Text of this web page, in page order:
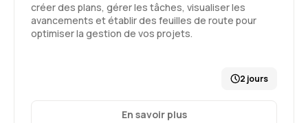
Anna C.
Très bonne expérience, contenu intéressant et
créer des plans, gérer les tâches, visualiser les
avancements et établir des feuilles de route pour
optimiser la gestion de vos projets.
2 jours
En savoir plus